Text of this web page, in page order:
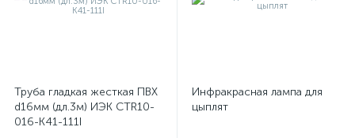
Труба гладкая жесткая ПВХ
d16мм (дл.3м) ИЭК CTR10-
016-K41-111I
Инфракрасная лампа для
цыплят